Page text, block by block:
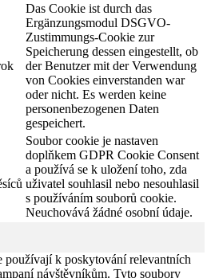
Das Cookie ist durch das
Ergänzungsmodul DSGVO-
Zustimmungs-Cookie zur
Speicherung dessen eingestellt, ob
der Benutzer mit der Verwendung
von Cookies einverstanden war
oder nicht. Es werden keine
personenbezogenen Daten
gespeichert.
Soubor cookie je nastaven
doplňkem GDPR Cookie Consent
a používá se k uložení toho, zda
uživatel souhlasil nebo nesouhlasil
s používáním souborů cookie.
Neuchovává žádné osobní údaje.
používají k poskytování relevantních
návštěvníkům. Tyto soubory